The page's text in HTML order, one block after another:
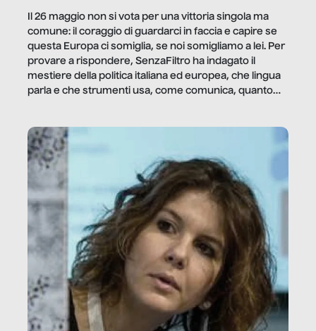
Il 26 maggio non si vota per una vittoria singola ma
comune: il coraggio di guardarci in faccia e capire se
questa Europa ci somiglia, se noi somigliamo a lei. Per
provare a rispondere, SenzaFiltro ha indagato il
mestiere della politica italiana ed europea, che lingua
parla e che strumenti usa, come comunica, quanto